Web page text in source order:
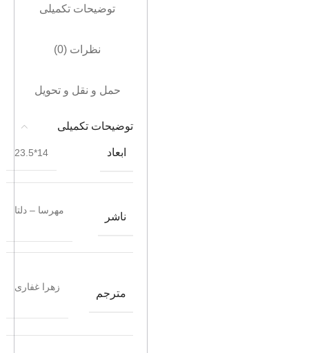
توضیحات تکمیلی
نظرات (0)
حمل و نقل و تحویل
توضیحات تکمیلی
ابعاد 14*23.5
ناشر
مهرسا – دلتا
مترجم
زهرا غفاری